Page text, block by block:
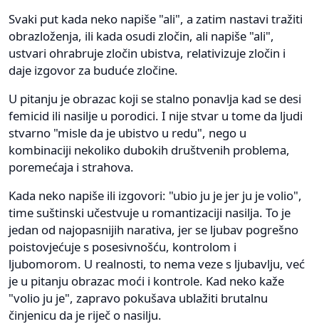
Svaki put kada neko napiše "ali", a zatim nastavi tražiti
obrazloženja, ili kada osudi zločin, ali napiše "ali",
ustvari ohrabruje zločin ubistva, relativizuje zločin i
daje izgovor za buduće zločine.
U pitanju je obrazac koji se stalno ponavlja kad se desi
femicid ili nasilje u porodici. I nije stvar u tome da ljudi
stvarno "misle da je ubistvo u redu", nego u
kombinaciji nekoliko dubokih društvenih problema,
poremećaja i strahova.
Kada neko napiše ili izgovori: "ubio ju je jer ju je volio",
time suštinski učestvuje u romantizaciji nasilja. To je
jedan od najopasnijih narativa, jer se ljubav pogrešno
poistovjećuje s posesivnošću, kontrolom i
ljubomorom. U realnosti, to nema veze s ljubavlju, već
je u pitanju obrazac moći i kontrole. Kad neko kaže
"volio ju je", zapravo pokušava ublažiti brutalnu
činjenicu da je riječ o nasilju.